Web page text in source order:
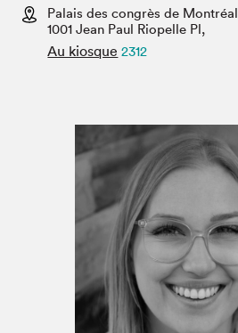
Espace médias
Palais des congrès de Montréal
1001 Jean Paul Riopelle Pl,
Au kiosque 2312